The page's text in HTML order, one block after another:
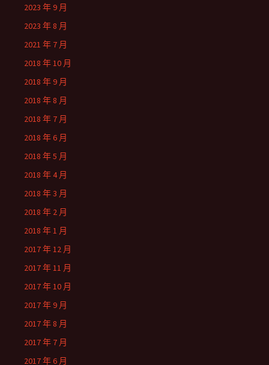
2023 年 9 月
2023 年 8 月
2021 年 7 月
2018 年 10 月
2018 年 9 月
2018 年 8 月
2018 年 7 月
2018 年 6 月
2018 年 5 月
2018 年 4 月
2018 年 3 月
2018 年 2 月
2018 年 1 月
2017 年 12 月
2017 年 11 月
2017 年 10 月
2017 年 9 月
2017 年 8 月
2017 年 7 月
2017 年 6 月